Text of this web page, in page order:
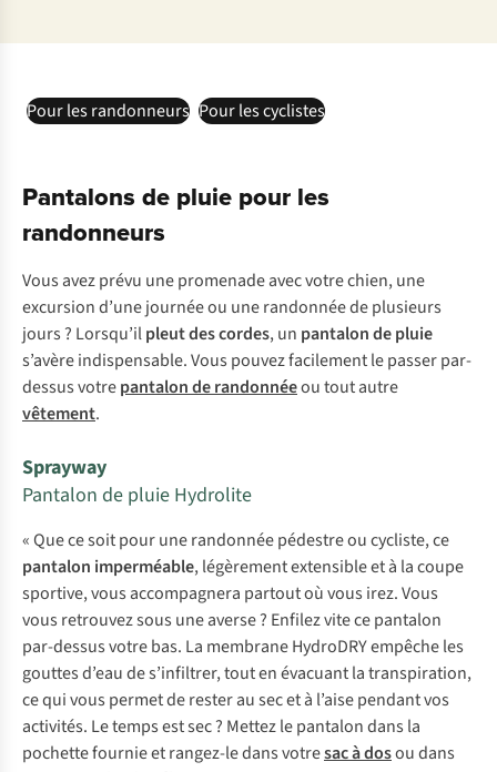
Pour les randonneurs Pour les cyclistes
Pantalons de pluie pour les
randonneurs
Vous avez prévu une promenade avec votre chien, une
excursion d’une journée ou une randonnée de plusieurs
jours ? Lorsqu’ilpleut des cordes, un pantalon de pluie
s’avère indispensable. Vous pouvez facilement le passer par-
dessus votrepantalon de randonnéeou tout autre
vêtement.
Sprayway
Pantalon de pluie Hydrolite
« Que ce soit pour une randonnée pédestre ou cycliste, ce
pantalon imperméable, légèrement extensible et à la coupe
sportive, vous accompagnera partout où vous irez. Vous
vous retrouvez sous une averse ? Enfilez vite ce pantalon
par-dessus votre bas. La membrane HydroDRY empêche les
gouttes d’eau de s’infiltrer, tout en évacuant la transpiration,
ce qui vous permet de rester au sec et à l’aise pendant vos
activités. Le temps est sec ? Mettez le pantalon dans la
pochette fournie et rangez-le dans votresac à dosou dans